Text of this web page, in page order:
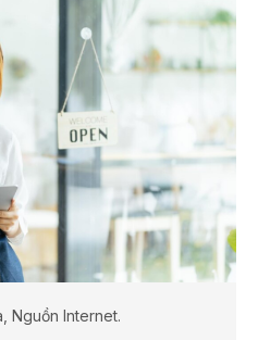
Nguồn Internet.